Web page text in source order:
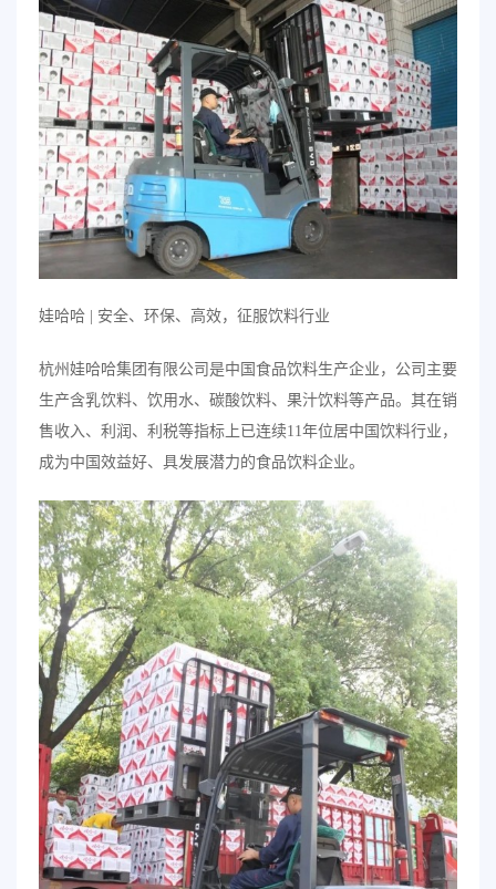
娃哈哈 | 安全、环保、高效，征服饮料行业
杭州娃哈哈集团有限公司是中国食品饮料生产企业，公司主要
生产含乳饮料、饮用水、碳酸饮料、果汁饮料等产品。其在销
售收入、利润、利税等指标上已连续11年位居中国饮料行业，
成为中国效益好、具发展潜力的食品饮料企业。